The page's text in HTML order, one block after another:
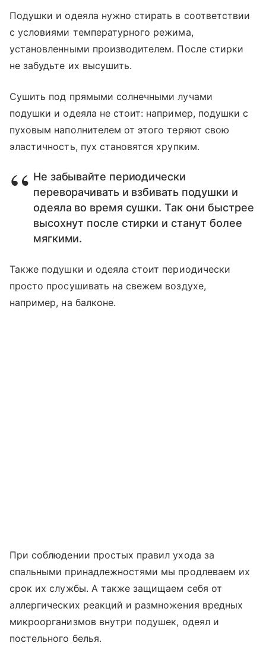
Подушки и одеяла нужно стирать в соответствии
с условиями температурного режима,
установленными производителем. После стирки
не забудьте их высушить.
Сушить под прямыми солнечными лучами
подушки и одеяла не стоит: например, подушки с
пуховым наполнителем от этого теряют свою
эластичность, пух становятся хрупким.
Не забывайте периодически
переворачивать и взбивать подушки и
одеяла во время сушки. Так они быстрее
высохнут после стирки и станут более
мягкими.
Также подушки и одеяла стоит периодически
просто просушивать на свежем воздухе,
например, на балконе.
При соблюдении простых правил ухода за
спальными принадлежностями мы продлеваем их
срок их службы. А также защищаем себя от
аллергических реакций и размножения вредных
микроорганизмов внутри подушек, одеял и
постельного белья.